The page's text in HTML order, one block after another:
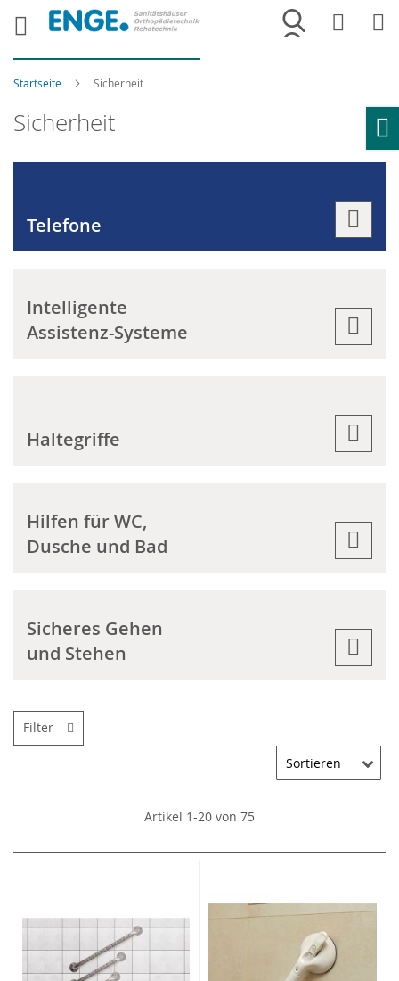
Merkliste
Startseite Sicherheit
Sicherheit
Telefone
Intelligente
Assistenz-Systeme
Haltegriffe
Hilfen für WC,
Dusche und Bad
Sicheres Gehen
und Stehen
Artikel 1-20 von 75
Filter